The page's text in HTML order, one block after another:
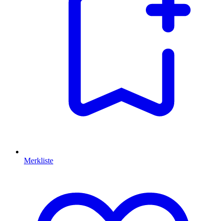
Merkliste